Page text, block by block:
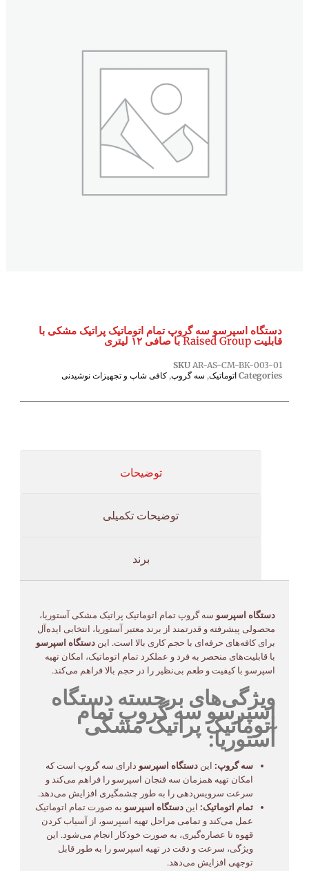
دستگاه اسپرسو سه گروپ تمام اتوماتیک پراتیک مشکی با
قابلیت Raised Group با صافی ۱۲ لیتری
SKU AR-AS-CM-BK-003-01
Categories اتوماتیک, سه گروپ, کافی شاپ و تجهیزات نوشیدنی
توضیحات
توضیحات تکمیلی
برند
دستگاه اسپرسو سه گروپ تمام اتوماتیک پراتیک مشکی آستوریا،
محصولی پیشرفته و قدرتمند از برند معتبر آستوریا، انتخابی ایده‌آل
برای کافه‌های حرفه‌ای با حجم کاری بالا است. این دستگاه اسپرسو
با قابلیت‌های منحصر به فرد و عملکرد تمام اتوماتیک، امکان تهیه
اسپرسو با کیفیت و طعم بی‌نظیر را در حجم بالا فراهم می‌کند.
ویژگی‌های برجسته دستگاه
اسپرسو سه گروپ تمام
اتوماتیک پراتیک مشکی
آستوریا:
سه گروپ: ایندستگاه اسپرسو دارای سه گروپ است که
امکان تهیه همزمان سه فنجان اسپرسو را فراهم می‌کند و
سرعت سرویس‌دهی را به طور چشمگیری افزایش می‌دهد.
تمام اتوماتیک: ایندستگاه اسپرسو به صورت تمام اتوماتیک
عمل می‌کند و تمامی مراحل تهیه اسپرسو، از آسیاب کردن
قهوه تا عصاره‌گیری، به صورت خودکار انجام می‌شود. این
ویژگی، سرعت و دقت در تهیه اسپرسو را به طور قابل
توجهی افزایش می‌دهد.